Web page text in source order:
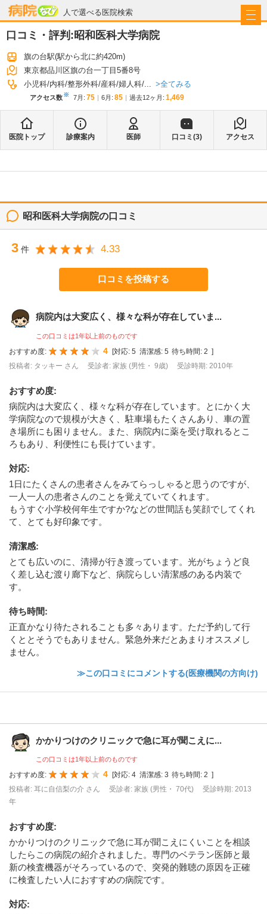
人で選べる医院検索
病院なび
口コミ・評判:昭和医科大学病院
旗の台駅(駅から北に約420m)
東京都品川区旗の台一丁目5番8号
小児科 内科 整形外科 産科 婦人科 ... 全てみる
アクセス数※ 7月 : 75 6月 : 85 過去12ヶ月: 1,469
医院トップ 診療案内 医師 口コミ(3) アクセス
昭和医科大学病院の口コミ
3 件 4.33
口コミを投稿する
病院内は大変広く、様々な科が存在していま...
この口コミは1年以上前のものです
おすすめ度: 4 [対応: 5 清潔感: 5 待ち時間: 2 ]
投稿者: タッキー さん
受診者: 家族 (男性・ 9歳) 受診時期: 2010年
おすすめ度:
病院内は大変広く、様々な科が存在しています。とにかく大
学病院なので規模が大きく、駐車場もたくさんあり、車の置
き場所にも困りません。また、病院内に薬を受け取れるとこ
ろもあり、利便性にも長けています。
対応:
1日にたくさんの患者さんをみてらっしゃると思うのですが、
一人一人の患者さんのことを覚えていてくれます。
もうすぐ小学校何年生ですか?などの世間話も笑顔でしてくれ
て、とても好印象です。
清潔感:
とても広いのに、清掃が行き渡っています。光がちょうど良
く差し込む渡り廊下など、病院らしい清潔感のある内装で
す。
待ち時間:
正直かなり待たされることも多々あります。ただ予約して行
くととそうでもありません。緊急外来だとあまりオススメし
ません。
≫この口コミにコメントする(医療機関の方向け)
かかりつけのクリニックで急に耳が聞こえに...
この口コミは1年以上前のものです
おすすめ度: 4 対応: 4 清潔感: 3 待ち時間: 2
投稿者: 耳に自信梨の介 さん
受診者: 家族 (男性・ 70代)
受診時期: 2013
年
おすすめ度:
かかりつけのクリニックで急に耳が聞こえにくいことを相談
したらこの病院の紹介されました。専門のベテラン医師と最
新の検査機器がそろっているので、突発的難聴の原因を正確
に検査したい人におすすめの病院です。
対応: